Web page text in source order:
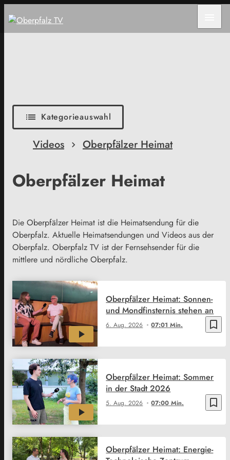
list Kategorieauswahl
Videos Oberpfälzer Heimat
Oberpfälzer Heimat
Die Oberpfälzer Heimat ist die Heimatsendung für die
Oberpfalz. Aktuelle Heimatsendungen und Videos aus der
Oberpfalz. Oberpfalz TV ist der Fernsehsender für die
mittlere und nördliche Oberpfalz.
bookmark_border
6. Aug. 2026 07:01 Min.
Oberpfälzer Heimat: Sonnen-
und Mondfinsternis stehen an
bookmark_border
5. Aug. 2026 07:00 Min.
Oberpfälzer Heimat: Sommer
in der Stadt 2026
Oberpfälzer Heimat: Energie-